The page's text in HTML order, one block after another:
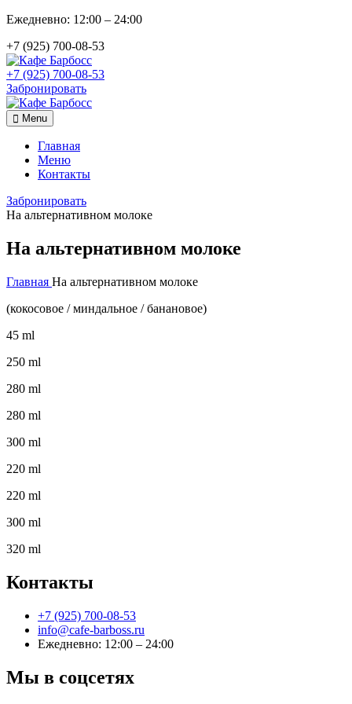
Ежедневно: 12:00 – 24:00
+7 (925) 700-08-53
+7 (925) 700-08-53
Забронировать
Menu
Главная
Меню
Контакты
Забронировать
На альтернативном молоке
На альтернативном молоке
Главная На альтернативном молоке
(кокосовое / миндальное / банановое)
45 ml
250 ml
280 ml
280 ml
300 ml
220 ml
220 ml
300 ml
320 ml
Контакты
+7 (925) 700-08-53
info@cafe-barboss.ru
Ежедневно: 12:00 – 24:00
Мы в соцсетях